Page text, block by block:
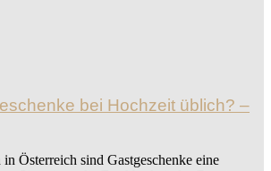
bei Hochzeit üblich? –
Österreich sind Gastgeschenke eine